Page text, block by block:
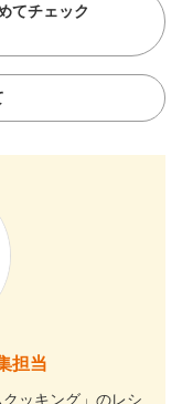
てチェック
担当
ッキング」のレシ